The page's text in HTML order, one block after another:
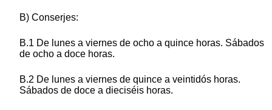
B) Conserjes:
B.1 De lunes a viernes de ocho a quince horas. Sábados
de ocho a doce horas.
B.2 De lunes a viernes de quince a veintidós horas.
Sábados de doce a dieciséis horas.